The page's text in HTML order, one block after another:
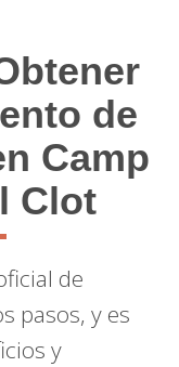
de
Camp
Clot
de
pasos, y es
y